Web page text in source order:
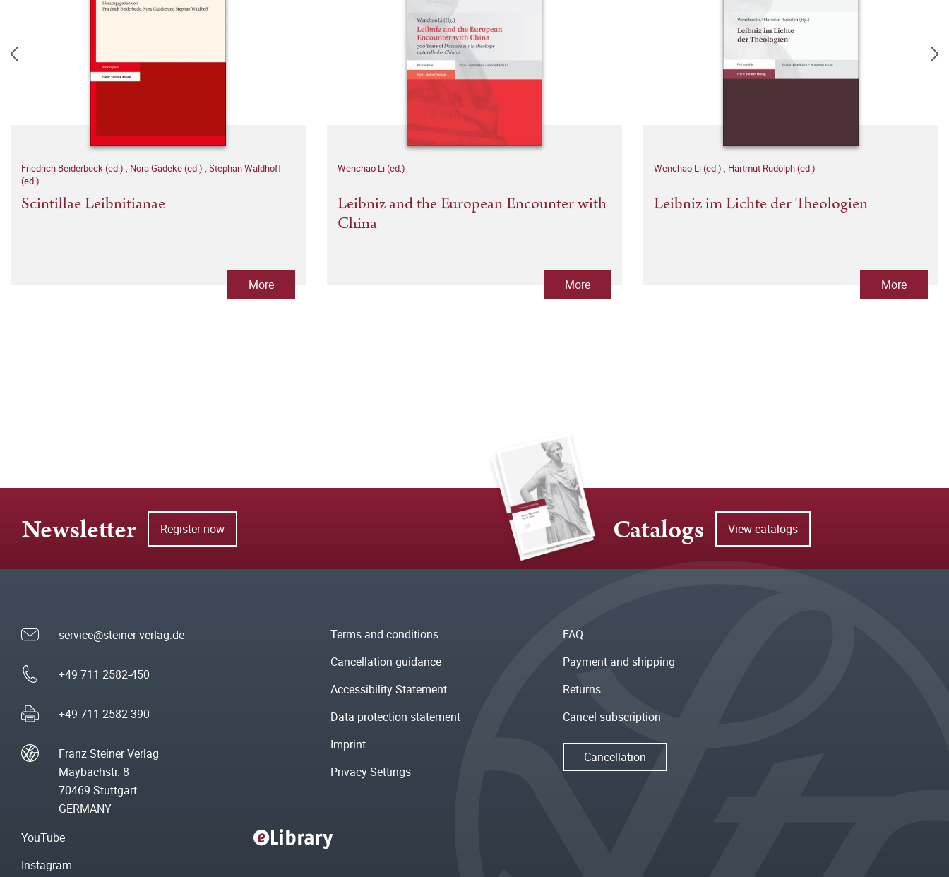
Friedrich Beiderbeck (ed.) , Nora Gädeke (ed.) , Stephan Waldhoff
(ed.)
Scintillae Leibnitianae
More
Wenchao Li (ed.)
Leibniz and the European Encounter with
China
More
Wenchao Li (ed.) , Hartmut Rudolph (ed.)
Leibniz im Lichte der Theologien
More
Newsletter Register now Catalogs View catalogs
service@steiner-verlag.de
+49 711 2582-450
+49 711 2582-390
Franz Steiner Verlag
Maybachstr. 8
70469 Stuttgart
GERMANY
Terms and conditions
Cancellation guidance
Accessibility Statement
Data protection statement
Imprint
Privacy Settings
FAQ
Payment and shipping
Returns
Cancel subscription
Cancellation
YouTube
Instagram